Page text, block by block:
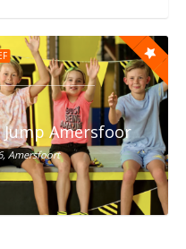
Amersfoort
Amersfoort